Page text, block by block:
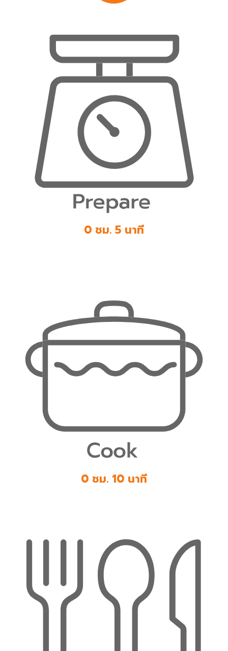
0 ชม. 5 นาที
0 ชม. 10 นาที